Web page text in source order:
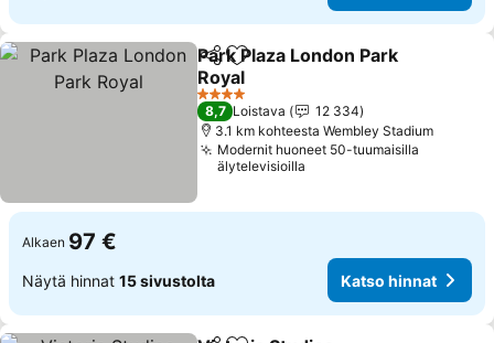
Jaa Lisää suosikkeihin
Park Plaza London Park
Royal
Katso hinnat
4 Tähtiluokitus
8,7 Loistava
12 334
3.1 km kohteesta Wembley Stadium
Modernit huoneet 50-tuumaisilla
älytelevisioilla
Alkaen 97 €
Näytä hinnat 15 sivustolta Katso hinnat